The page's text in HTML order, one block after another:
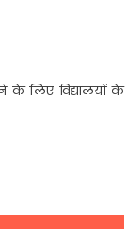
के लिए विद्यालयों के